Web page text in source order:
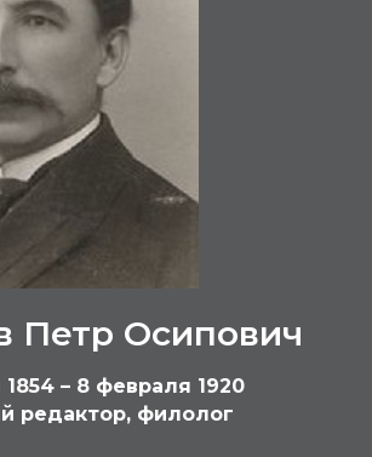
Петр Осипович
1854 – 8 февраля 1920
редактор, филолог